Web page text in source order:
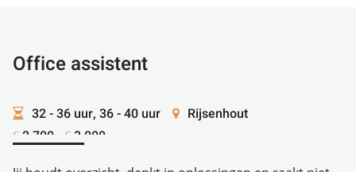
Office assistent
32 - 36 uur, 36 - 40 uur Rijsenhout
€ 2.700 - € 3.000